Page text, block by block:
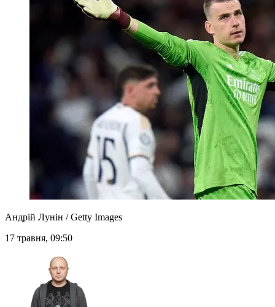
Андрій Лунін / Getty Images
17 травня, 09:50